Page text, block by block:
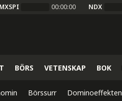
00:00:00 NDX
BÖRS VETENSKAP BOK
Börssurr Dominoeffekten